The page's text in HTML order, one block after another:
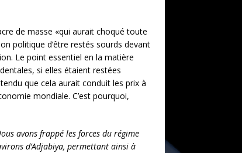
de masse «qui aurait choqué toute
politique d’être restés sourds devant
Le point essentiel en la matière
si elles étaient restées
que cela aurait conduit les prix à
mondiale. C’est pourquoi,
avons frappé les forces du régime
d’Adjabiya, permettant ainsi à